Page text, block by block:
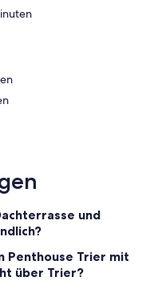
und
Penthouse Trier mit
über Trier?